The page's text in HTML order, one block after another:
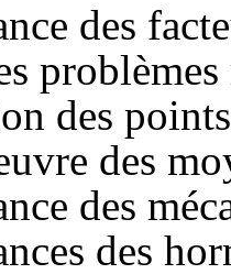
des
des
des
des
des